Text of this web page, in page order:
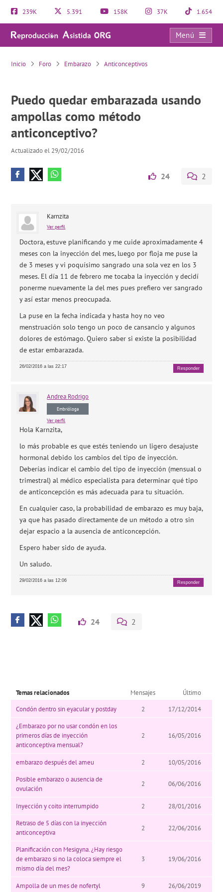
239K 5.391 158K 37K 1.654
Menú
Puedo quedar embarazada usando ampollas como método anticonceptivo?
Inicio Foro Embarazo Anticonceptivos
Puedo quedar embarazada usando
ampollas como método
anticonceptivo?
Actualizado el 29/02/2016
24 2
Karnzita
Ver perfil
Doctora, estuve planificando y me cuide aproximadamente 4
meses con la inyección del mes, luego por floja me puse la
de 3 meses y vi poquísimo sangrado una sola vez en los 3
meses. El día 11 de febrero me tocaba la inyección y decidí
ponerme nuevamente la del mes pues prefiero ver sangrado
y así estar menos preocupada.
La puse en la fecha indicada y hasta hoy no veo
menstruación solo tengo un poco de cansancio y algunos
dolores de estómago. Quiero saber si existe la posibilidad
de estar embarazada.
26/02/2016 a las 22:17 Responder
Andrea Rodrigo
Embrióloga
Ver perfil
Hola Karnzita,
lo más probable es que estés teniendo un ligero desajuste
hormonal debido los cambios del tipo de inyección.
Deberías indicar el cambio del tipo de inyección (mensual o
trimestral) al médico especialista para determinar qué tipo
de anticoncepción es más adecuada para tu situación.
En cualquier caso, la probabilidad de embarazo es muy baja,
ya que has pasado directamente de un método a otro sin
dejar espacio a la ausencia de anticoncepción.
Espero haber sido de ayuda.
Un saludo.
29/02/2016 a las 12:06 Responder
24 2
Temas relacionados Mensajes
Último
Condón dentro sin eyacular y postday
2
17/12/2014
¿Embarazo por no usar condón en los
primeros días de inyección
anticonceptiva mensual?
2 16/05/2016
embarazo después del ameu 2
10/05/2016
Posible embarazo o ausencia de
ovulación
2 06/06/2016
Inyección y coito interrumpido 2
28/01/2016
Retraso de 5 días con la inyección
anticonceptiva
2 22/06/2016
Planificación con Mesigyna. ¿Hay riesgo
de embarazo si no la coloca siempre el
mismo día del mes?
3 19/06/2016
Ampolla de un mes de nofertyl 9 26/06/2019